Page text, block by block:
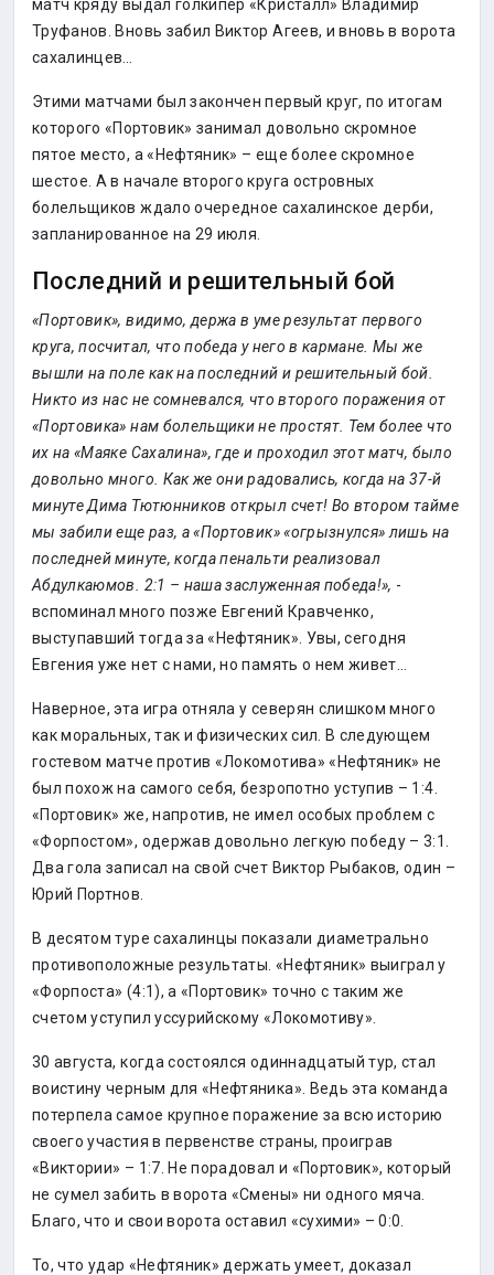
матч кряду выдал голкипер «Кристалл» Владимир
Труфанов. Вновь забил Виктор Агеев, и вновь в ворота
сахалинцев…
Этими матчами был закончен первый круг, по итогам
которого «Портовик» занимал довольно скромное
пятое место, а «Нефтяник» – еще более скромное
шестое. А в начале второго круга островных
болельщиков ждало очередное сахалинское дерби,
запланированное на 29 июля.
Последний и решительный бой
«Портовик», видимо, держа в уме результат первого
круга, посчитал, что победа у него в кармане. Мы же
вышли на поле как на последний и решительный бой.
Никто из нас не сомневался, что второго поражения от
«Портовика» нам болельщики не простят. Тем более что
их на «Маяке Сахалина», где и проходил этот матч, было
довольно много. Как же они радовались, когда на 37-й
минуте Дима Тютюнников открыл счет! Во втором тайме
мы забили еще раз, а «Портовик» «огрызнулся» лишь на
последней минуте, когда пенальти реализовал
Абдулкаюмов. 2:1 – наша заслуженная победа!», -
вспоминал много позже Евгений Кравченко,
выступавший тогда за «Нефтяник». Увы, сегодня
Евгения уже нет с нами, но память о нем живет...
Наверное, эта игра отняла у северян слишком много
как моральных, так и физических сил. В следующем
гостевом матче против «Локомотива» «Нефтяник» не
был похож на самого себя, безропотно уступив – 1:4.
«Портовик» же, напротив, не имел особых проблем с
«Форпостом», одержав довольно легкую победу – 3:1.
Два гола записал на свой счет Виктор Рыбаков, один –
Юрий Портнов.
В десятом туре сахалинцы показали диаметрально
противоположные результаты. «Нефтяник» выиграл у
«Форпоста» (4:1), а «Портовик» точно с таким же
счетом уступил уссурийскому «Локомотиву».
30 августа, когда состоялся одиннадцатый тур, стал
воистину черным для «Нефтяника». Ведь эта команда
потерпела самое крупное поражение за всю историю
своего участия в первенстве страны, проиграв
«Виктории» – 1:7. Не порадовал и «Портовик», который
не сумел забить в ворота «Смены» ни одного мяча.
Благо, что и свои ворота оставил «сухими» – 0:0.
То, что удар «Нефтяник» держать умеет, доказал